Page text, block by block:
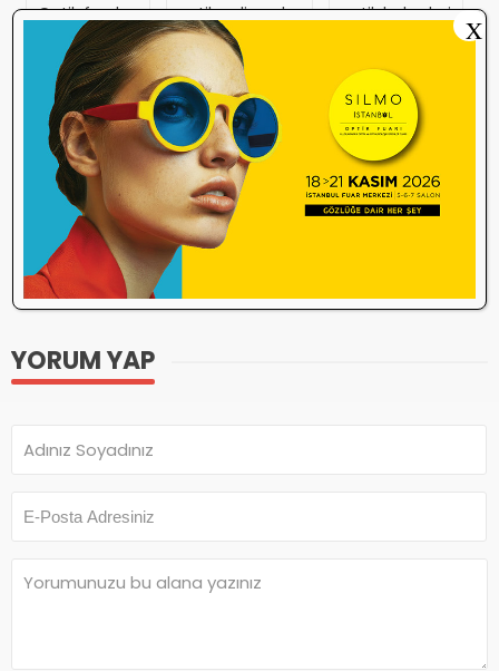
Optik fuarları optik gelişmeler
optik haberleri
optik kampanyaları
Optik sektör haberleri
optisyen duyuruları
optisyen haber
optisyen uygulama
optisyeninsesi
optisyeninsesi bildirim
optisyeninsesi mobil
Optisyenlik haberleri
Sektör Haberleri
son dakika optik haberleri
YORUM YAP
X